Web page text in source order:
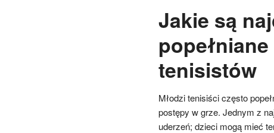
Jakie są
tenisistów
Młodzi tenisiści często
postępy w grze. Jednym z
uderzeń; dzieci mogą mieć